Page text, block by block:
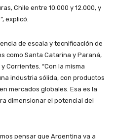
Chile entre 10.000 y 12.000, y
explicó.
de escala y tecnificación de
como Santa Catarina y Paraná,
Corrientes. “Con la misma
industria sólida, con productos
mercados globales. Esa es la
dimensionar el potencial del
pensar que Argentina va a